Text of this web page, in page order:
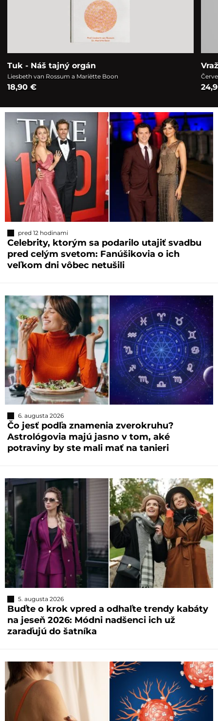
Tuk - Náš tajný orgán
Liesbeth van Rossum a Mariëtte Boon
18,90 €
pred 12 hodinami
Celebrity, ktorým sa podarilo utajiť svadbu
pred celým svetom: Fanúšikovia o ich
veľkom dni vôbec netušili
6. augusta 2026
Čo jesť podľa znamenia zverokruhu?
Astrológovia majú jasno v tom, aké
potraviny by ste mali mať na tanieri
5. augusta 2026
Buďte o krok vpred a odhaľte trendy kabáty
na jeseň 2026: Módni nadšenci ich už
zaraďujú do šatníka